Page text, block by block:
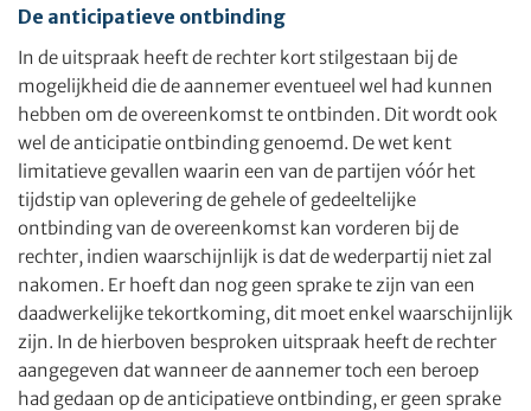
De anticipatieve ontbinding
In de uitspraak heeft de rechter kort stilgestaan bij de
mogelijkheid die de aannemer eventueel wel had kunnen
hebben om de overeenkomst te ontbinden. Dit wordt ook
wel de anticipatie ontbinding genoemd. De wet kent
limitatieve gevallen waarin een van de partijen vóór het
tijdstip van oplevering de gehele of gedeeltelijke
ontbinding van de overeenkomst kan vorderen bij de
rechter, indien waarschijnlijk is dat de wederpartij niet zal
nakomen. Er hoeft dan nog geen sprake te zijn van een
daadwerkelijke tekortkoming, dit moet enkel waarschijnlijk
zijn. In de hierboven besproken uitspraak heeft de rechter
aangegeven dat wanneer de aannemer toch een beroep
had gedaan op de anticipatieve ontbinding, er geen sprake